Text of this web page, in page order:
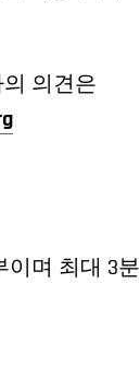
의견은
이며 최대 3분